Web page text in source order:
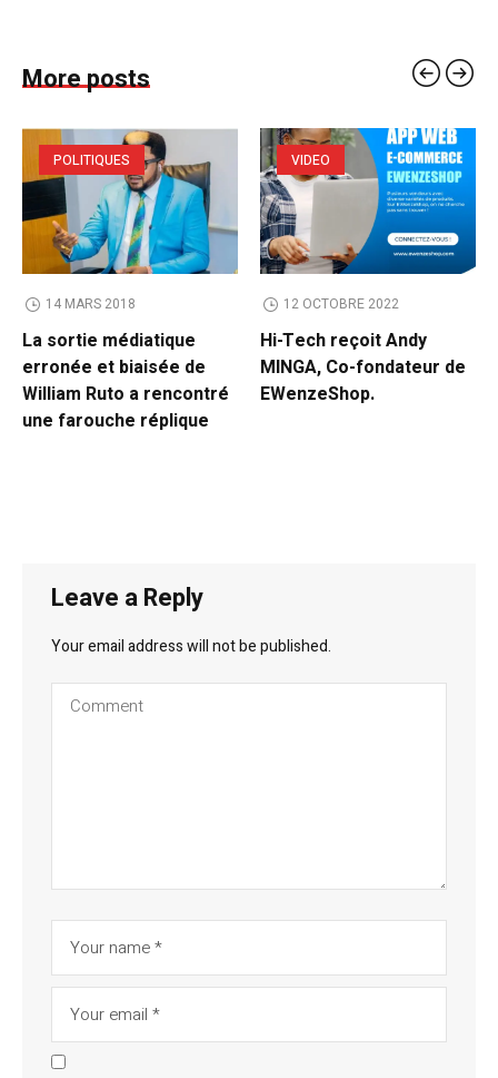
More posts
POLITIQUES
14 MARS 2018
La sortie médiatique
erronée et biaisée de
William Ruto a rencontré
une farouche réplique
VIDEO
12 OCTOBRE 2022
Hi-Tech reçoit Andy
MINGA, Co-fondateur de
EWenzeShop.
Leave a Reply
Your email address will not be published.